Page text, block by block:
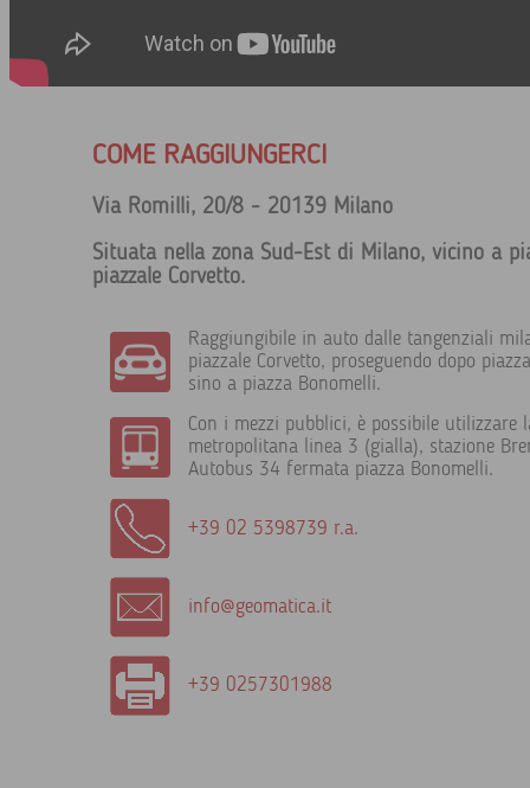
COME RAGGIUNGERCI
Via Romilli, 20/8 - 20139 Milano
Situata nella zona Sud-Est di Milano, vicino a
piazzale Corvetto.
Raggiungibile in auto dalle tangenziali
piazzale Corvetto, proseguendo dopo
sino a piazza Bonomelli.
Con i mezzi pubblici, è possibile utilizzare
metropolitana linea 3 (gialla), stazione
Autobus 34 fermata piazza Bonomelli.
+39 02 5398739 r.a.
info@geomatica.it
+39 0257301988